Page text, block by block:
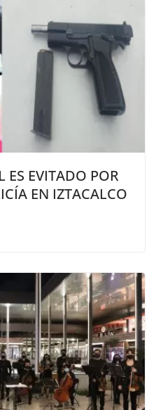
ES EVITADO POR
EN IZTACALCO